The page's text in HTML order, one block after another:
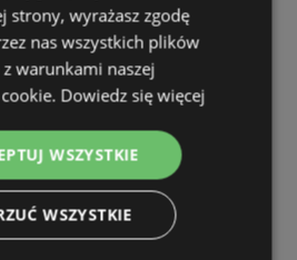
strony, wyrażasz zgodę
nas wszystkich plików
warunkami naszej
Dowiedz się więcej
WSZYSTKIE
WSZYSTKIE